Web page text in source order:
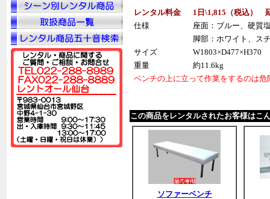
レンタル料金
1日\1,815（税込）
仕様
座面：ブルー、硬質
脚部：ホワイト、ス
サイズ
W1803×D477×H370
重量
約11.6kg
ベンチの上に立って作業をするのは
この商品をレンタルされたお客様はこ
ソファーベンチ